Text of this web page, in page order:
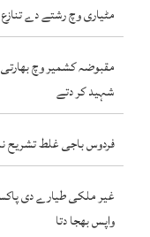
مٹیاری وچ رشتے دے تنازع تے
شہید کر دتے
فردوس باجی غلط تشریح
غیر ملکی طیارے دی
واپس بھجا دتا